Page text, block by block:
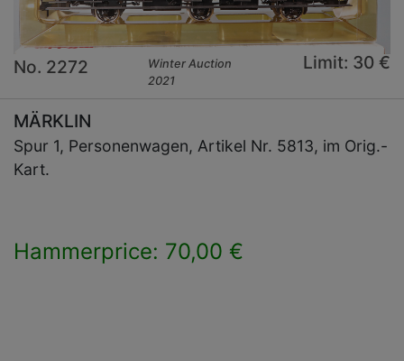
No. 2272
Winter Auction
2021
Limit: 30 €
MÄRKLIN
Spur 1, Personenwagen, Artikel Nr. 5813, im Orig.-
Kart.
Hammerprice: 70,00 €